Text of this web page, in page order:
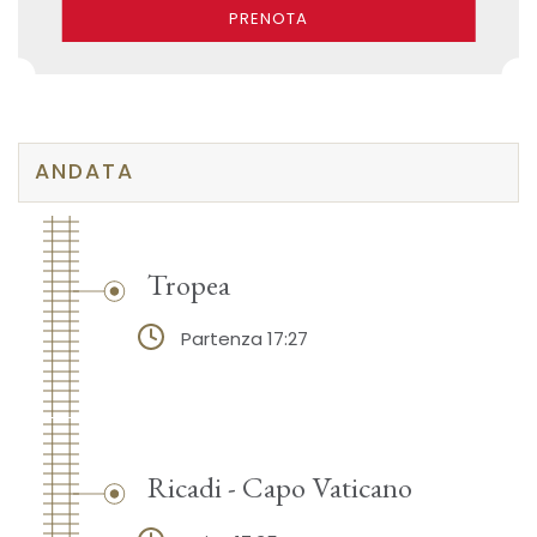
PRENOTA
ANDATA
Tropea
Partenza 17:27
Ricadi - Capo Vaticano